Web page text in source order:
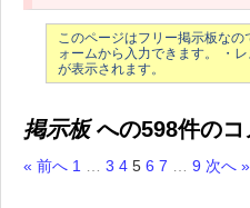
このページはフリー掲示板な
ォームから入力できます。 ・
が表示されます。
掲示板への598件のコ
« 前へ 1 3 4 5 6 7 9 次へ »